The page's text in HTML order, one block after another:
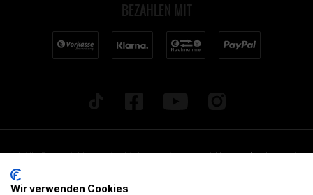
BEZAHLEN MIT
* Alle Preise inkl. gesetzl. Mehrwertsteuer zzgl.Versandkostenund
angegebenen Lieferzeiten beziehen sich auf Deutschland!
Wir verwenden Cookies